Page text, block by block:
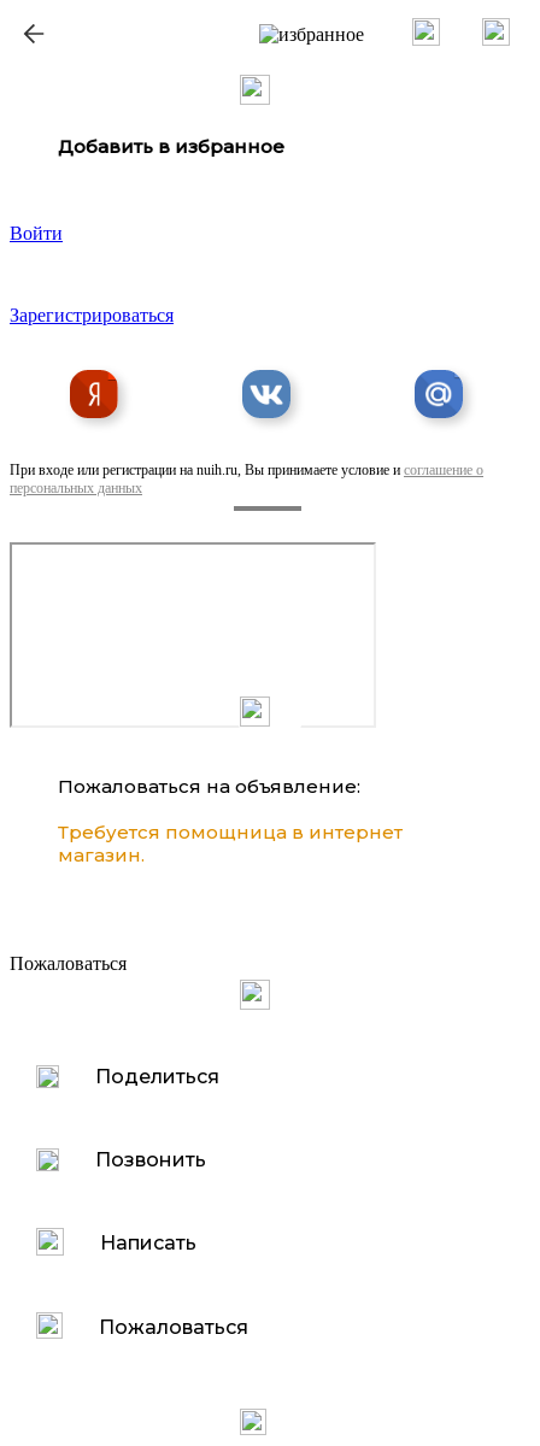
Добавить в избранное
Войти
Зарегистрироваться
При входе или регистрации на nuih.ru, Вы принимаете условие и соглашение о
персональных данных
Пожаловаться на объявление:
Требуется помощница в интернет
магазин.
Пожаловаться
Поделиться
Позвонить
Написать
Пожаловаться